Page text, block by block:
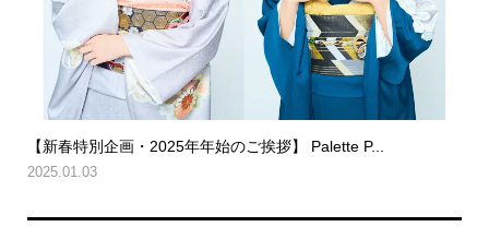
【新春特別企画・2025年年始のご挨拶】 Palette P...
2025.01.03